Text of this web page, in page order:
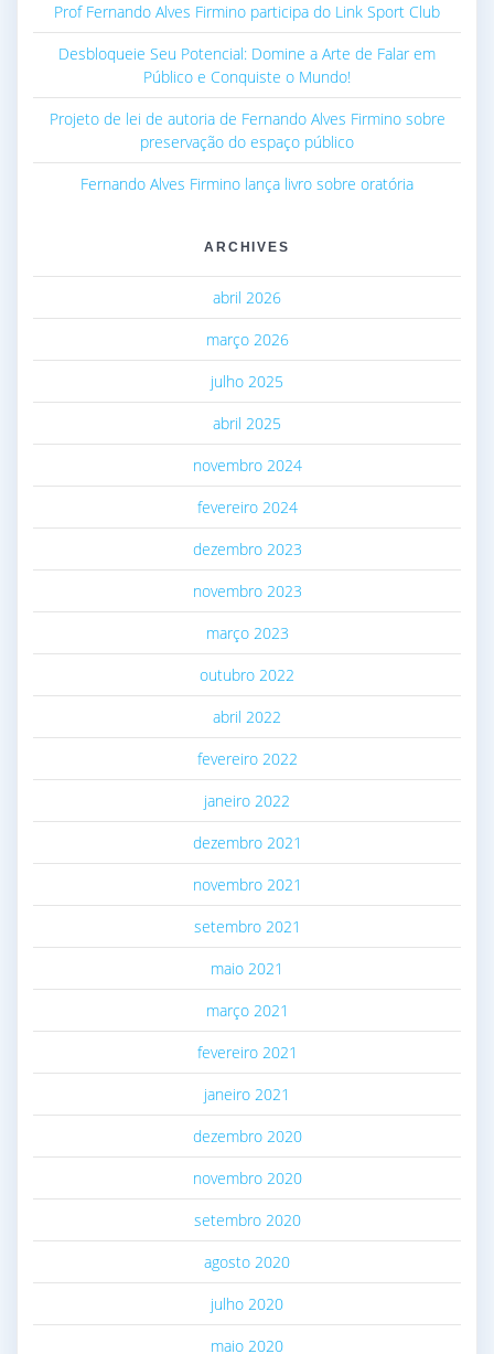
Prof Fernando Alves Firmino participa do Link Sport Club
Desbloqueie Seu Potencial: Domine a Arte de Falar em
Público e Conquiste o Mundo!
Projeto de lei de autoria de Fernando Alves Firmino sobre
preservação do espaço público
Fernando Alves Firmino lança livro sobre oratória
ARCHIVES
abril 2026
março 2026
julho 2025
abril 2025
novembro 2024
fevereiro 2024
dezembro 2023
novembro 2023
março 2023
outubro 2022
abril 2022
fevereiro 2022
janeiro 2022
dezembro 2021
novembro 2021
setembro 2021
maio 2021
março 2021
fevereiro 2021
janeiro 2021
dezembro 2020
novembro 2020
setembro 2020
agosto 2020
julho 2020
maio 2020